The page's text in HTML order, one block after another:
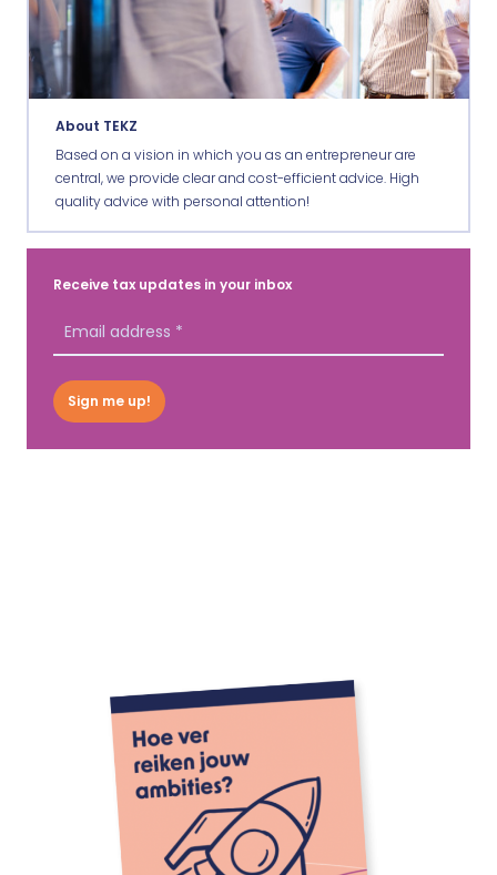
About TEKZ
Based on a vision in which you as an entrepreneur are
central, we provide clear and cost-efficient advice. High
quality advice with personal attention!
Receive tax updates in your inbox
Sign me up!